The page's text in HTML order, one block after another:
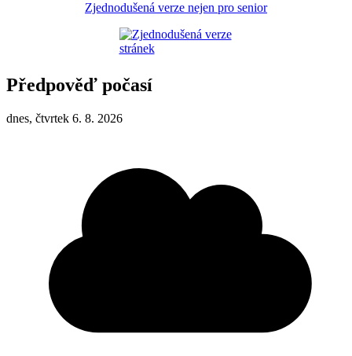
Zjednodušená verze nejen pro senior
Předpověď počasí
dnes, čtvrtek 6. 8. 2026